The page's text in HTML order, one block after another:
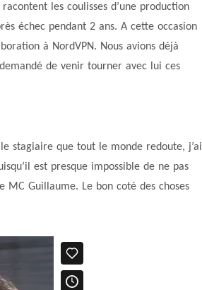
les coulisses d’une production
échec pendant 2 ans. A cette occasion
à NordVPN. Nous avions déjà
de venir tourner avec lui ces
stagiaire que tout le monde redoute, j’ai
est presque impossible de ne pas
Guillaume. Le bon coté des choses